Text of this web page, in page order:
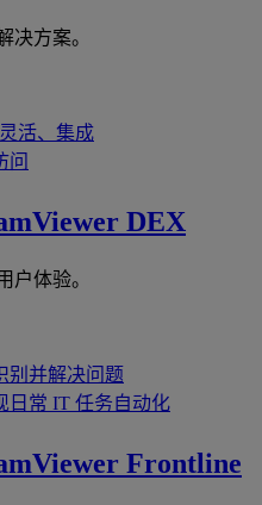
决方案。
活、集成
问
DEX
户体验。
别并解决问题
日常 IT 任务自动化
Frontline